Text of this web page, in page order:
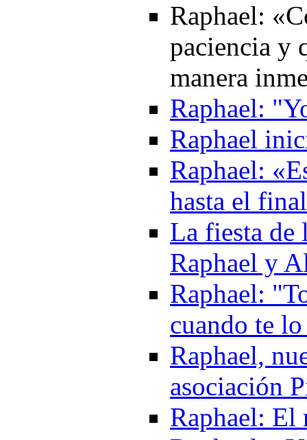
Raphael:
paciencia y
manera
Raphael:
Raphael
Raphael:
hasta el
La fiesta de
Raphael y
Raphael:
cuando te
Raphael,
asociación
Raphael: El